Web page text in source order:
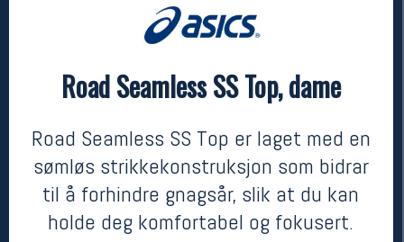
Road Seamless SS Top, dame
Road Seamless SS Top er laget med en
sømløs strikkekonstruksjon som bidrar
til å forhindre gnagsår, slik at du kan
holde deg komfortabel og fokusert.
Asics
Road Seamless SS Top, dame
650,- MEDLEM: 520,-